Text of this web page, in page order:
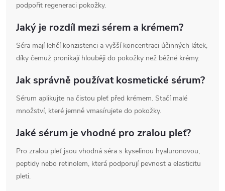
podpořit regeneraci pokožky.
Jaký je rozdíl mezi sérem a krémem?
Séra mají lehčí konzistenci a vyšší koncentraci účinných látek,
díky čemuž pronikají hlouběji do pokožky než běžné krémy.
Jak správně používat kosmetické sérum?
Sérum aplikujte na čistou pleť před krémem. Stačí malé
množství, které jemně vmasírujete do pokožky.
Jaké sérum je vhodné pro zralou pleť?
Pro zralou pleť jsou vhodná séra s kyselinou hyaluronovou,
peptidy nebo retinolem, která podporují pevnost a elasticitu
pleti.